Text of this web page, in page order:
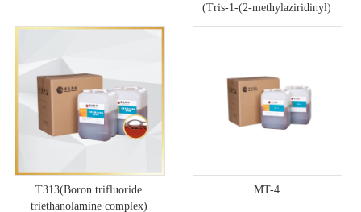
(Tris-1-(2-methylaziridinyl)
phosphine oxide)
T313(Boron trifluoride
triethanolamine complex)
MT-4